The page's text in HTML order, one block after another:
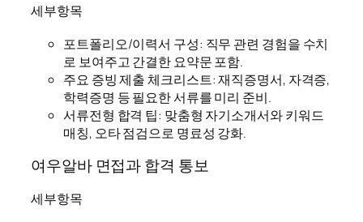
세부항목
포트폴리오/이력서 구성: 직무 관련 경험을 수치
로 보여주고 간결한 요약문 포함.
주요 증빙 제출 체크리스트: 재직증명서, 자격증,
학력증명 등 필요한 서류를 미리 준비.
서류전형 합격 팁: 맞춤형 자기소개서와 키워드
매칭, 오타 점검으로 명료성 강화.
여우알바 면접과 합격 통보
세부항목